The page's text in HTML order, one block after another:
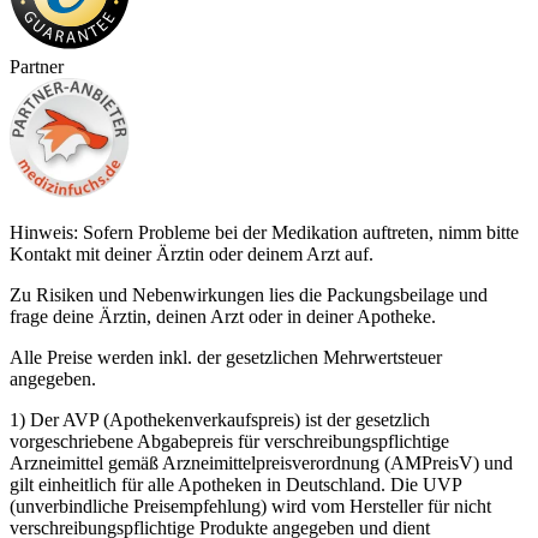
Partner
Hinweis: Sofern Probleme bei der Medikation auftreten, nimm bitte
Kontakt mit deiner Ärztin oder deinem Arzt auf.
Zu Risiken und Nebenwirkungen lies die Packungsbeilage und
frage deine Ärztin, deinen Arzt oder in deiner Apotheke.
Alle Preise werden inkl. der gesetzlichen Mehrwertsteuer
angegeben.
1) Der AVP (Apothekenverkaufspreis) ist der gesetzlich
vorgeschriebene Abgabepreis für verschreibungspflichtige
Arzneimittel gemäß Arzneimittelpreisverordnung (AMPreisV) und
gilt einheitlich für alle Apotheken in Deutschland. Die UVP
(unverbindliche Preisempfehlung) wird vom Hersteller für nicht
verschreibungspflichtige Produkte angegeben und dient